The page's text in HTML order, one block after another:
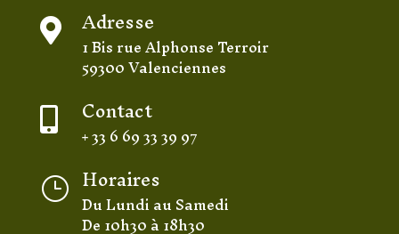
 Adresse
1 Bis rue Alphonse Terroir
59300 Valenciennes
 Contact
+ 33 6 69 33 39 97
} Horaires
Du Lundi au Samedi
De 10h30 à 18h30